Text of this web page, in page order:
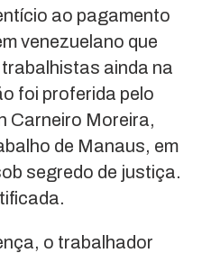
ao pagamento
venezuelano que
ainda na
foi proferida pelo
Carneiro Moreira,
de Manaus, em
segredo de justiça.
o trabalhador